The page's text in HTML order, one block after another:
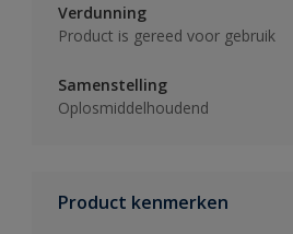
Verdunning
Product is gereed voor gebruik
Samenstelling
Oplosmiddelhoudend
Product kenmerken